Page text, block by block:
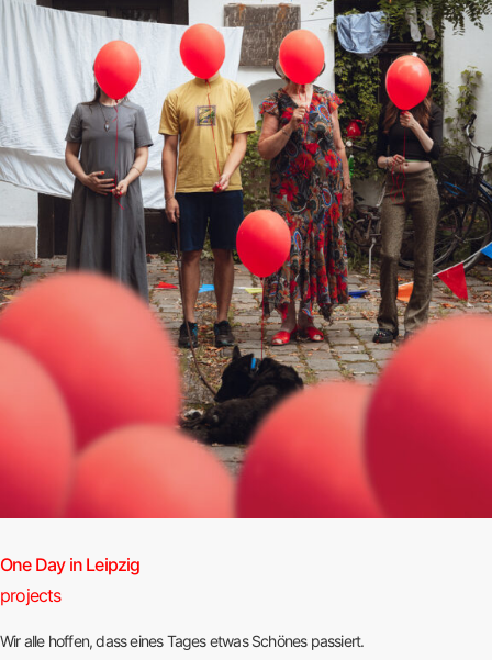
One Day in Leipzig
projects
Wir alle hoffen, dass eines Tages etwas Schönes passiert.